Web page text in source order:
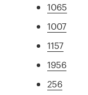
1065
1007
1157
1956
256